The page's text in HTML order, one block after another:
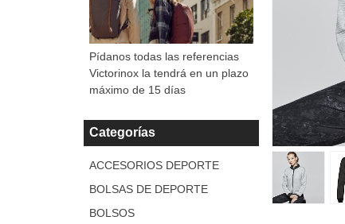
Pídanos todas las referencias
Victorinox la tendrá en un plazo
máximo de 15 días
Categorías
ACCESORIOS DEPORTE
BOLSAS DE DEPORTE
BOLSOS